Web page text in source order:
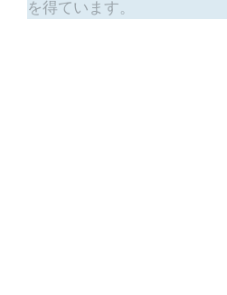
を得ています。